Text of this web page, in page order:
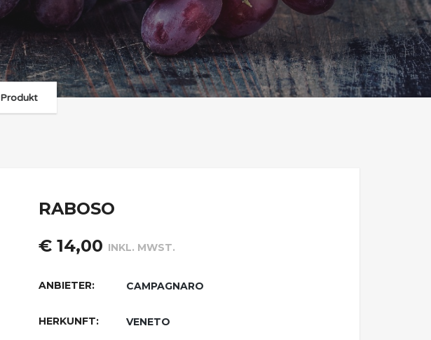
Produkt
RABOSO
€ 14,00 INKL. MWST.
ANBIETER: CAMPAGNARO
HERKUNFT: VENETO